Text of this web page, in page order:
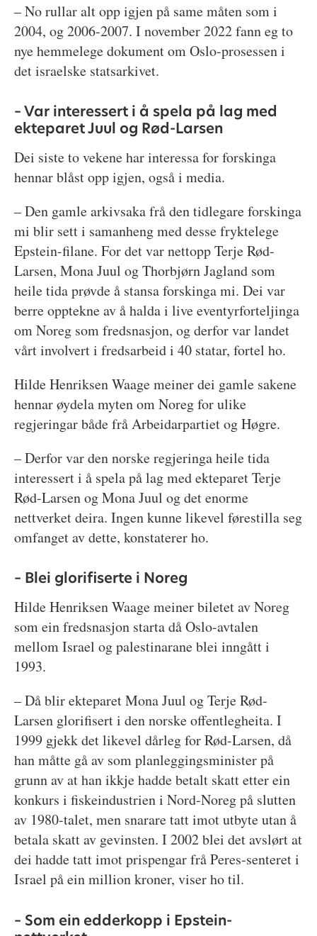
– No rullar alt opp igjen på same måten som i
2004, og 2006-2007. I november 2022 fann eg to
nye hemmelege dokument om Oslo-prosessen i
det israelske statsarkivet.
– Var interessert i å spela på lag med
ekteparet Juul og Rød-Larsen
Dei siste to vekene har interessa for forskinga
hennar blåst opp igjen, også i media.
– Den gamle arkivsaka frå den tidlegare forskinga
mi blir sett i samanheng med desse fryktelege
Epstein-filane. For det var nettopp Terje Rød-
Larsen, Mona Juul og Thorbjørn Jagland som
heile tida prøvde å stansa forskinga mi. Dei var
berre opptekne av å halda i live eventyrforteljinga
om Noreg som fredsnasjon, og derfor var landet
vårt involvert i fredsarbeid i 40 statar, fortel ho.
Hilde Henriksen Waage meiner dei gamle sakene
hennar øydela myten om Noreg for ulike
regjeringar både frå Arbeidarpartiet og Høgre.
– Derfor var den norske regjeringa heile tida
interessert i å spela på lag med ekteparet Terje
Rød-Larsen og Mona Juul og det enorme
nettverket deira. Ingen kunne likevel førestilla seg
omfanget av dette, konstaterer ho.
– Blei glorifiserte i Noreg
Hilde Henriksen Waage meiner biletet av Noreg
som ein fredsnasjon starta då Oslo-avtalen
mellom Israel og palestinarane blei inngått i
1993.
– Då blir ekteparet Mona Juul og Terje Rød-
Larsen glorifisert i den norske offentlegheita. I
1999 gjekk det likevel dårleg for Rød-Larsen, då
han måtte gå av som planleggingsminister på
grunn av at han ikkje hadde betalt skatt etter ein
konkurs i fiskeindustrien i Nord-Noreg på slutten
av 1980-talet, men snarare tatt imot utbyte utan å
betala skatt av gevinsten. I 2002 blei det avslørt at
dei hadde tatt imot prispengar frå Peres-senteret i
Israel på ein million kroner, viser ho til.
– Som ein edderkopp i Epstein-